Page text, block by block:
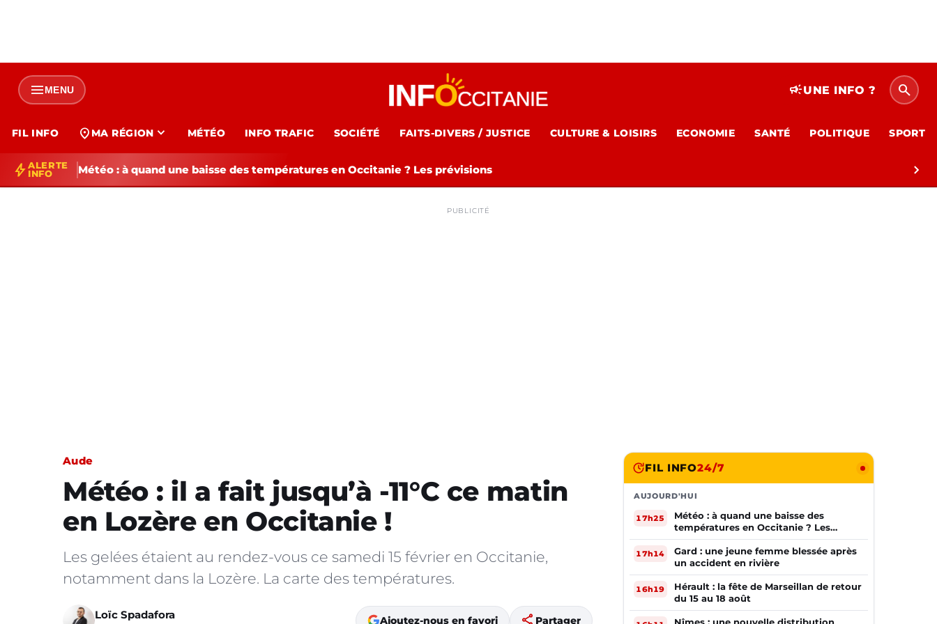
menuMENU campaignUNE INFO ? search
FIL INFO location_on MA RÉGION expand_more MÉTÉO INFO TRAFIC SOCIÉTÉ FAITS-DIVERS / JUSTICE CULTURE & LOISIRS ECONOMIE SANTÉ POLITIQUE SPORT
bolt ALERTE
INFO
Météo : à quand une baisse des températures en Occitanie ? Les prévisions chevron_right
PUBLICITÉ
Aude
Météo : il a fait jusqu’à -11°C ce matin
en Lozère en Occitanie !
Les gelées étaient au rendez-vous ce samedi 15 février en Occitanie,
notamment dans la Lozère. La carte des températures.
Loïc Spadafora Ajoutez-nous en favori share Partager
FIL INFO24/7
AUJOURD'HUI
17h25
Météo : à quand une baisse des
températures en Occitanie ? Les
prévisions
17h14
Gard : une jeune femme blessée après
un accident en rivière
16h19
Hérault : la fête de Marseillan de retour
du 15 au 18 août